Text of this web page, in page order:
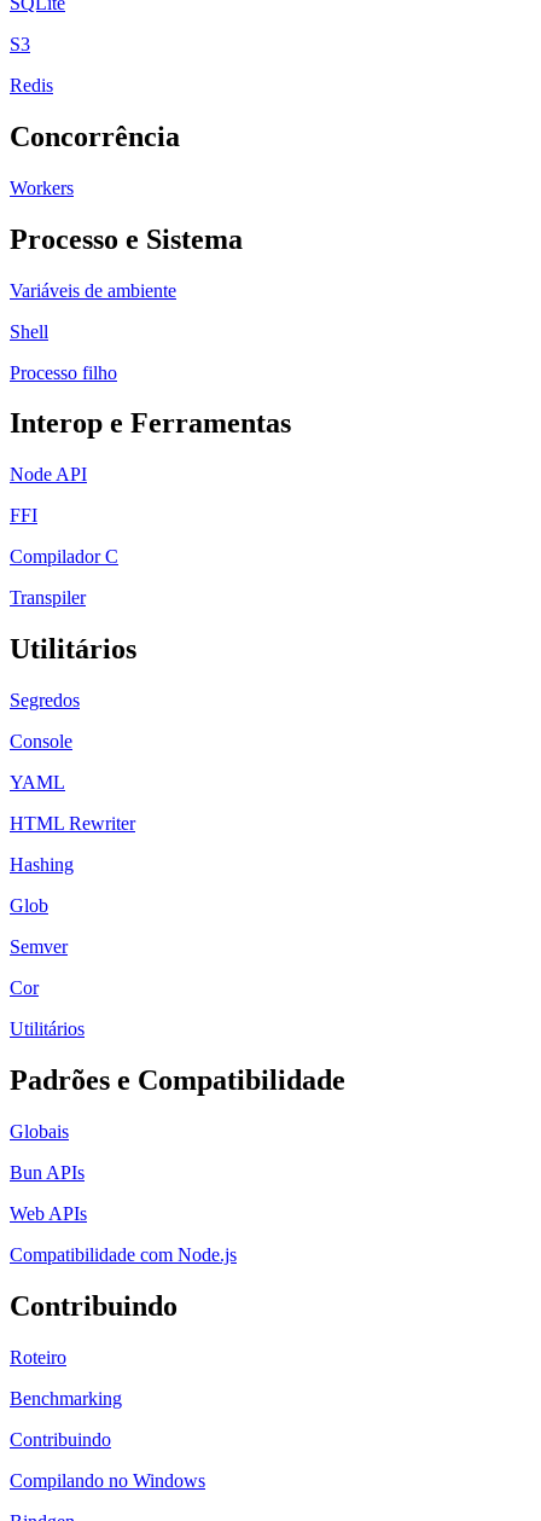
S3
Redis
Concorrência
Workers
Processo e Sistema
Variáveis de ambiente
Shell
Processo filho
Interop e Ferramentas
Node API
FFI
Compilador C
Transpiler
Utilitários
Segredos
Console
YAML
HTML Rewriter
Hashing
Glob
Semver
Cor
Utilitários
Padrões e Compatibilidade
Globais
Bun APIs
Web APIs
Compatibilidade com Node.js
Contribuindo
Roteiro
Benchmarking
Contribuindo
Compilando no Windows